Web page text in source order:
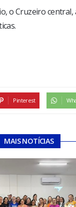
o Cruzeiro
Pinterest
MAIS NOTÍCIAS